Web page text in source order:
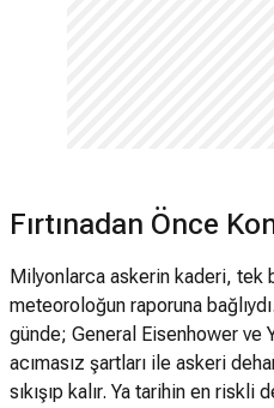
Fırtınadan Önce
Milyonlarca askerin kaderi, tek
meteoroloğun raporuna
günde; General Eisenhower ve
acımasız şartları ile askeri
sıkışıp kalır. Ya tarihin en riskli